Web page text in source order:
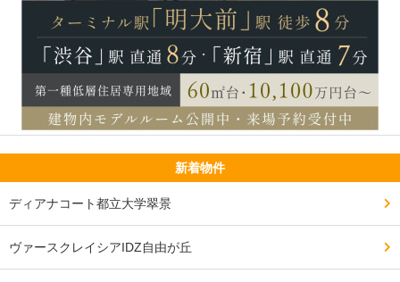
新着物件
ディアナコート都立大学翠景
ヴァースクレイシアIDZ自由が丘